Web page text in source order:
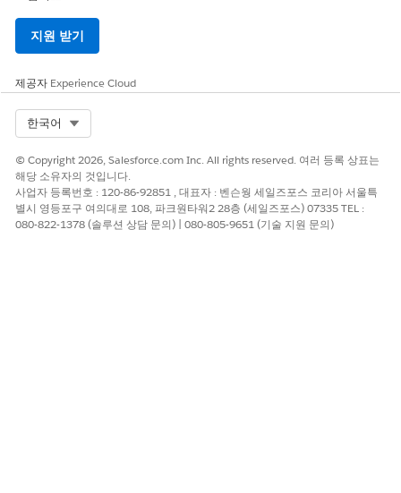
지원 받기
제공자 Experience Cloud
한국어
© Copyright 2026, Salesforce.com Inc. All rights reserved. 여러 등록 상표는
해당 소유자의 것입니다.
사업자 등록번호 : 120-86-92851 , 대표자 : 벤슨웡 세일즈포스 코리아 서울특
별시 영등포구 여의대로 108, 파크원타워2 28층 (세일즈포스) 07335 TEL :
080-822-1378 (솔루션 상담 문의) | 080-805-9651 (기술 지원 문의)